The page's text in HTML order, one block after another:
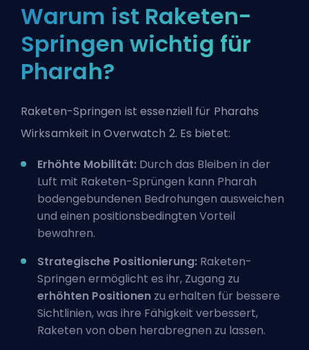
Warum ist Raketen-
Springen wichtig für
Pharah?
Raketen-Springen ist essenziell für Pharahs
Wirksamkeit in Overwatch 2. Es bietet:
Erhöhte Mobilität: Durch das Bleiben in der
Luft mit Raketen-Sprüngen kann Pharah
bodengebundenen Bedrohungen ausweichen
und einen positionsbedingten Vorteil
bewahren.
Strategische Positionierung: Raketen-
Springen ermöglicht es ihr, Zugang zu
erhöhten Positionen zu erhalten für bessere
Sichtlinien, was ihre Fähigkeit verbessert,
Raketen von oben herabregnen zu lassen.